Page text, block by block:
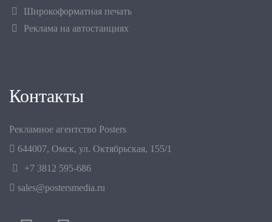
Широкоформатная печать
Реклама на автостанциях
Контакты
Рекламное агентство Posters
644007, Омск, ул. Октябрьская, 155/1
+7 3812 595-686
sales@postersmedia.ru